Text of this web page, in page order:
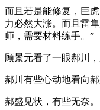
而且若是能修复，巨
力必然大涨。而且雷
师，需要材料练手。”
顾景元看了一眼郝川，
郝川有些心动地看向郝
郝盛见状，有些无奈。